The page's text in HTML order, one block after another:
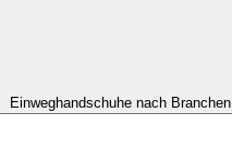
Einweghandschuhe nach Branchen